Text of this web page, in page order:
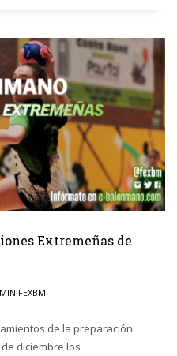
Extremeñas de
FEXBM
de la preparación
diciembre los